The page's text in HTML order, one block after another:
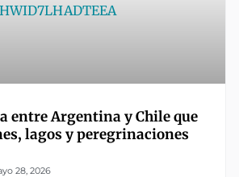
entre Argentina y Chile que
lagos y peregrinaciones
28, 2026